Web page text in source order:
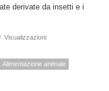
derivate da insetti e i
/ Visualizzazioni
Alimentazione animale